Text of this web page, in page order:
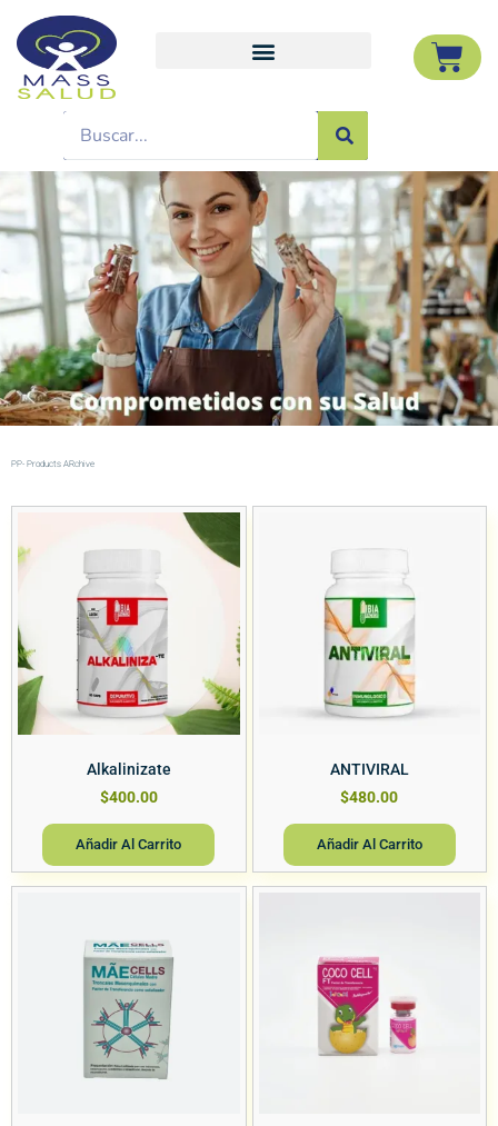
PP- Products ARchive
Alkalinizate
$400.00
Añadir Al Carrito
ANTIVIRAL
$480.00
Añadir Al Carrito